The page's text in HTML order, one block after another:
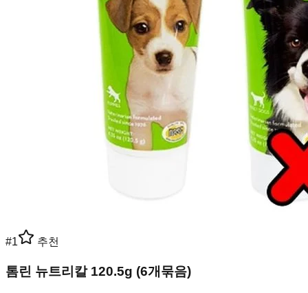
#1 추천
톰린 뉴트리칼 120.5g (6개묶음)